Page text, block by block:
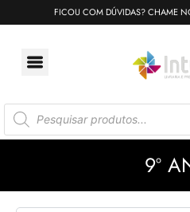
FICOU COM DÚVIDAS? CHAME
9º